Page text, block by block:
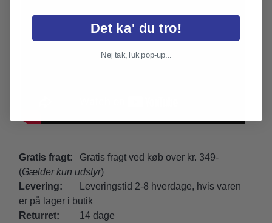
Gratis fragt:
Gratis fragt ved køb over kr. 349-
(Gælder kun udstyr)
Levering:
Leveringstid 2-8 hverdage, hvis varen
er på lager i butik
Returret:
14 dage
Det ka' du tro!
Nej tak, luk pop-up...